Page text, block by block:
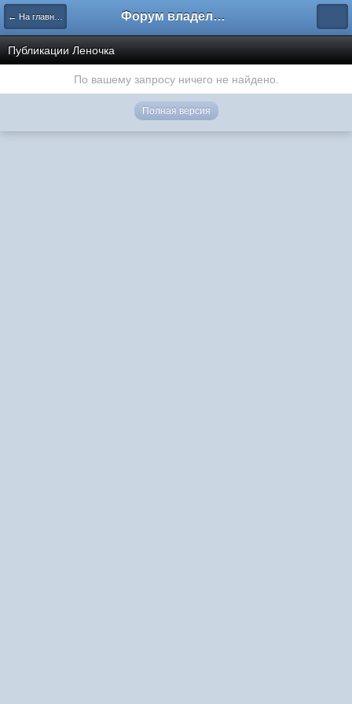
← На главную Форум владельцев интернет-магазинов
Публикации Леночка
По вашему запросу ничего не найдено.
Полная версия